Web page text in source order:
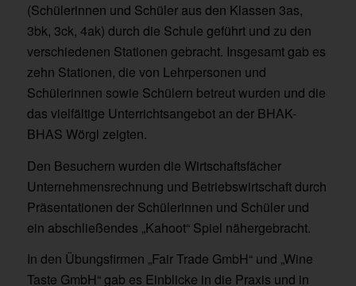
(Schülerinnen und Schüler aus den Klassen 3as,
3bk, 3ck, 4ak) durch die Schule geführt und zu den
verschiedenen Stationen gebracht. Insgesamt gab es
zehn Stationen, die von Lehrpersonen und
Schülerinnen sowie Schülern betreut wurden und die
das vielfältige Unterrichtsangebot an der BHAK-
BHAS Wörgl zeigten.
Den Besuchern wurden die Wirtschaftsfächer
Unternehmensrechnung und Betriebswirtschaft durch
Präsentationen der Schülerinnen und Schüler und
ein abschließendes „Kahoot“ Spiel nähergebracht.
In den Übungsfirmen „Fair Trade GmbH“ und „Wine
Taste GmbH“ gab es Einblicke in die Praxis und in